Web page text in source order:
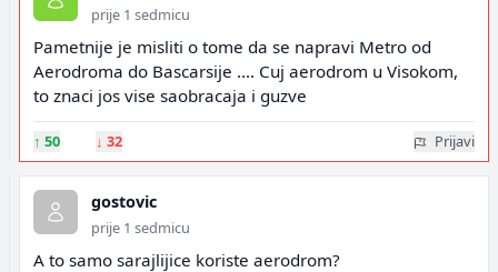
prije 1 sedmicu
Pametnije je misliti o tome da se napravi Metro od
Aerodroma do Bascarsije .... Cuj aerodrom u Visokom,
to znaci jos vise saobracaja i guzve
↑ 50 ↓ 32 Prijavi
gostovic
prije 1 sedmicu
A to samo sarajlijice koriste aerodrom?